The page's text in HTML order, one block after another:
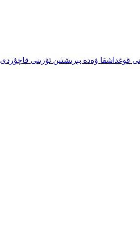
قوغداشقا ۋەدە بېرىشتىن ئۆزىنى قاچۇردى